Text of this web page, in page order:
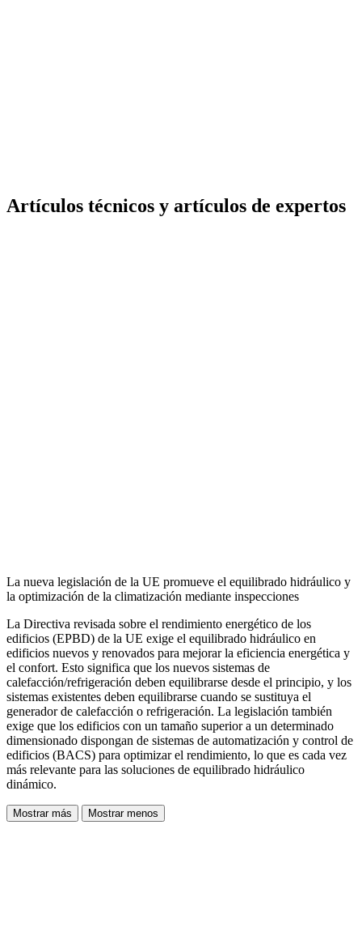
Artículos técnicos y artículos de expertos
La nueva legislación de la UE promueve el equilibrado hidráulico y
la optimización de la climatización mediante inspecciones
La Directiva revisada sobre el rendimiento energético de los
edificios (EPBD) de la UE exige el equilibrado hidráulico en
edificios nuevos y renovados para mejorar la eficiencia energética y
el confort. Esto significa que los nuevos sistemas de
calefacción/refrigeración deben equilibrarse desde el principio, y los
sistemas existentes deben equilibrarse cuando se sustituya el
generador de calefacción o refrigeración. La legislación también
exige que los edificios con un tamaño superior a un determinado
dimensionado dispongan de sistemas de automatización y control de
edificios (BACS) para optimizar el rendimiento, lo que es cada vez
más relevante para las soluciones de equilibrado hidráulico
dinámico.
Mostrar más Mostrar menos